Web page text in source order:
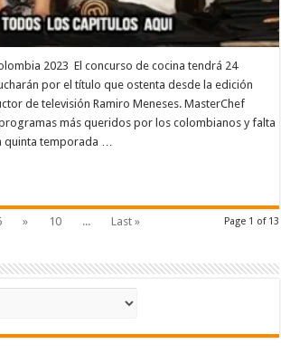
2023 El concurso de cocina tendrá 24
por el título que ostenta desde la edición
de televisión Ramiro Meneses. MasterChef
más queridos por los colombianos y falta
quinta temporada …
Page 1 of 13
» 10 ... Last »